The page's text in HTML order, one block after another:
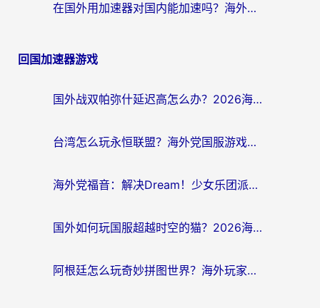
在国外用加速器对国内能加速吗？海外党亲测有效的无缝访问指南
回国加速器游戏
国外战双帕弥什延迟高怎么办？2026海外畅玩国服游戏终极指南（附实测工具推荐）
台湾怎么玩永恒联盟？海外党国服游戏加速器选择全攻略（附3大热门游戏实测）
海外党福音：解决Dream！少女乐团派对！国外延迟的实用指南，附北美英国游戏加速方案
国外如何玩国服超越时空的猫？2026海外党必看的加速器选择指南
阿根廷怎么玩奇妙拼图世界？海外玩家国服游戏加速全攻略（附帕斯卡契约战舰少女解决方案）